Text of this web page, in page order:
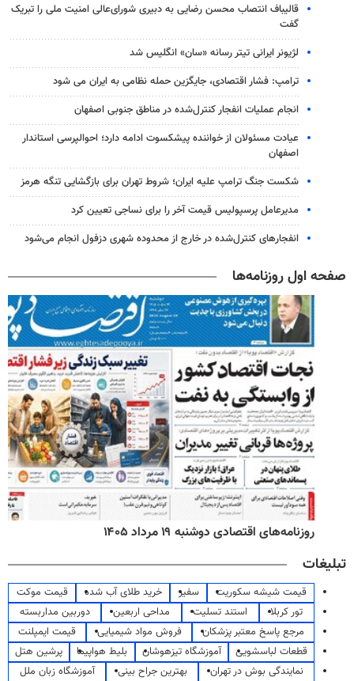
قالیباف انتصاب محسن رضایی به دبیری شورای‌عالی امنیت ملی را تبریک
گفت
لژیونر ایرانی تیتر رسانه «سان» انگلیس شد
ترامپ: فشار اقتصادی، جایگزین حمله نظامی به ایران می شود
انجام عملیات انفجار کنترل‌شده در مناطق جنوبی اصفهان
عیادت مسئولان از خواننده پیشکسوت ادامه دارد؛ احوالپرسی استاندار
اصفهان
شکست جنگ ترامپ علیه ایران؛ شروط تهران برای بازگشایی تنگه هرمز
مدیرعامل پرسپولیس قیمت آخر را برای نساجی تعیین کرد
انفجارهای کنترل‌شده در خارج از محدوده شهری دزفول انجام می‌شود
صفحه اول روزنامه‌ها
روزنامه‌های اقتصادی دوشنبه ۱۹ مرداد ۱۴۰۵
تبلیغات
قیمت شیشه سکوریت سفیر خرید طلای آب شده
قیمت موکت
تور کربلا
استند تسلیت مداحی اربعین
دوربین مداربسته
مرجع پاسخ معتبر پزشکان
فروش مواد شیمیایی
قیمت ایمپلنت
قطعات لباسشویی
آموزشگاه تیزهوشان بلیط هواپیما
پرشین هتل
نمایندگی بوش در تهران
بهترین جراح بینی
آموزشگاه زبان ملل